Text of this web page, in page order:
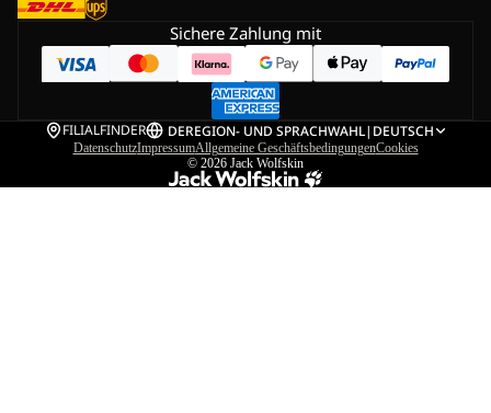
Sichere Zahlung mit
FILIALFINDER DEREGION- UND SPRACHWAHL| DEUTSCH
DatenschutzImpressumAllgemeine GeschäftsbedingungenCookies
© 2026 Jack Wolfskin